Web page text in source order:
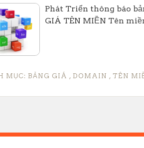
Phát Triển thông báo
GIÁ TÊN MIỀN Tên
MỤC: BẢNG GIÁ , DOMAIN , TÊN